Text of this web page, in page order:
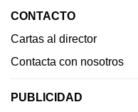
CONTACTO
Cartas al director
Contacta con nosotros
PUBLICIDAD